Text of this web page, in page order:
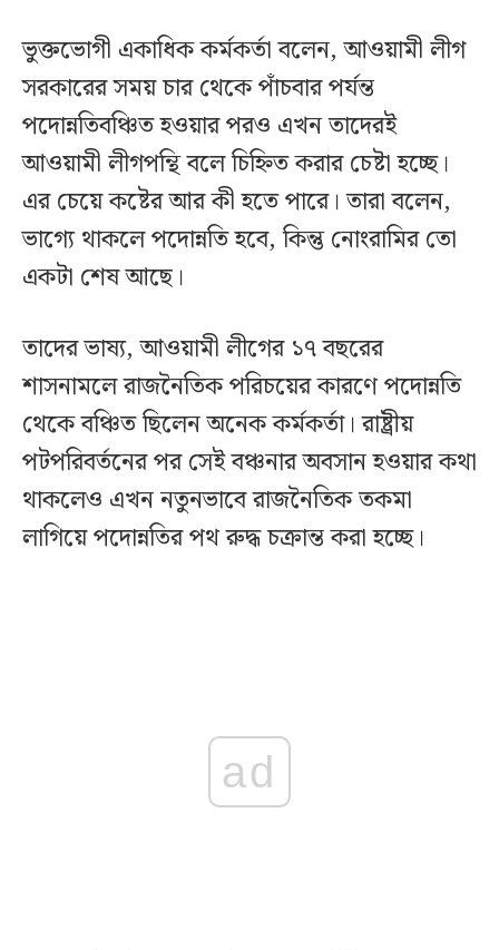
ভুক্তভোগী একাধিক কর্মকর্তা বলেন, আওয়ামী লীগ
সরকারের সময় চার থেকে পাঁচবার পর্যন্ত
পদোন্নতিবঞ্চিত হওয়ার পরও এখন তাদেরই
আওয়ামী লীগপন্থি বলে চিহ্নিত করার চেষ্টা হচ্ছে।
এর চেয়ে কষ্টের আর কী হতে পারে। তারা বলেন,
ভাগ্যে থাকলে পদোন্নতি হবে, কিন্তু নোংরামির তো
একটা শেষ আছে।
তাদের ভাষ্য, আওয়ামী লীগের ১৭ বছরের
শাসনামলে রাজনৈতিক পরিচয়ের কারণে পদোন্নতি
থেকে বঞ্চিত ছিলেন অনেক কর্মকর্তা। রাষ্ট্রীয়
পটপরিবর্তনের পর সেই বঞ্চনার অবসান হওয়ার কথা
থাকলেও এখন নতুনভাবে রাজনৈতিক তকমা
লাগিয়ে পদোন্নতির পথ রুদ্ধ চক্রান্ত করা হচ্ছে।
ad